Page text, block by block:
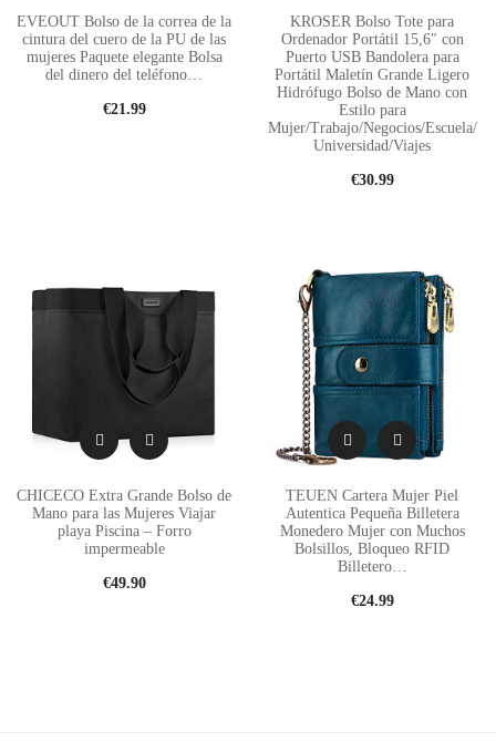
EVEOUT Bolso de la correa de la
cintura del cuero de la PU de las
mujeres Paquete elegante Bolsa
del dinero del teléfono…
€21.99
KROSER Bolso Tote para
Ordenador Portátil 15,6″ con
Puerto USB Bandolera para
Portátil Maletín Grande Ligero
Hidrófugo Bolso de Mano con
Estilo para
Mujer/Trabajo/Negocios/Escuela/
Universidad/Viajes
€30.99
CHICECO Extra Grande Bolso de
Mano para las Mujeres Viajar
playa Piscina – Forro
impermeable
€49.90
TEUEN Cartera Mujer Piel
Autentica Pequeña Billetera
Monedero Mujer con Muchos
Bolsillos, Bloqueo RFID
Billetero…
€24.99